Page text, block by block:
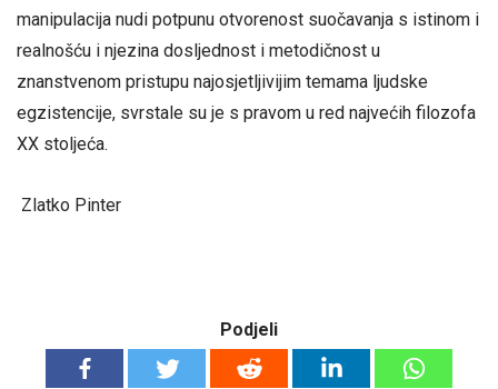
manipulacija nudi potpunu otvorenost suočavanja s istinom i
realnošću i njezina dosljednost i metodičnost u
znanstvenom pristupu najosjetljivijim temama ljudske
egzistencije, svrstale su je s pravom u red najvećih filozofa
XX stoljeća.
Zlatko Pinter
Podjeli